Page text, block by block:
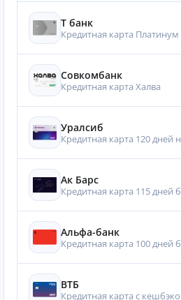
Т банк
Кредитная карта Платинум
Совкомбанк
Кредитная карта Халва
Уралсиб
Кредитная карта 120 дней
Ак Барс
Кредитная карта 115 дней
Альфа-банк
Кредитная карта 100 дней
ВТБ
Кредитная карта с